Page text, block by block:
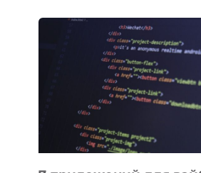
ПОЛЕЗНЫХ
ИНСТРУМЕНТОВ
ДЛЯ
РАБОТЫ